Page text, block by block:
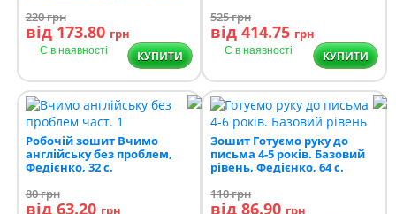
220грн
від 173.80 грн
Є в наявності КУПИТИ
525грн
від 414.75 грн
Є в наявності КУПИТИ
Робочій зошит Вчимо
англійську без проблем,
Федієнко, 32 с.
80грн
від 63.20 грн
Зошит Готуємо руку до
письма 4-5 років. Базовий
рівень, Федієнко, 64 с.
110грн
від 86.90 грн